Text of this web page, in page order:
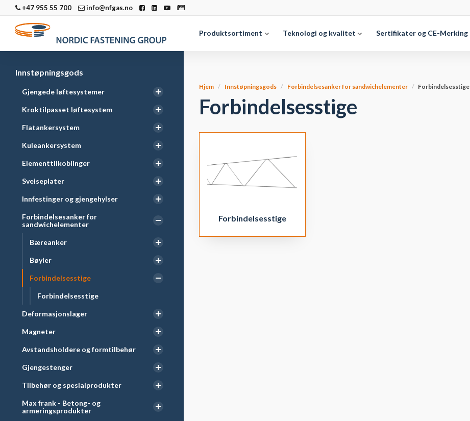
+47 955 55 700 info@nfgas.no
Produktsortiment Teknologi og kvalitet Sertifikater og CE-Merking
Innstøpningsgods
Gjengede løftesystemer
Kroktilpasset løftesystem
Flatankersystem
Kuleankersystem
Elementtilkoblinger
Sveiseplater
Innfestinger og gjengehylser
Forbindelsesanker for
sandwichelementer
Bæreanker
Bøyler
Forbindelsesstige
Forbindelsesstige
Deformasjonslager
Magneter
Avstandsholdere og formtilbehør
Gjengestenger
Tilbehør og spesialprodukter
Max frank - Betong- og
armeringsprodukter
Hjem Innstøpningsgods Forbindelsesanker for sandwichelementer Forbindelsesstige
Forbindelsesstige
Forbindelsesstige